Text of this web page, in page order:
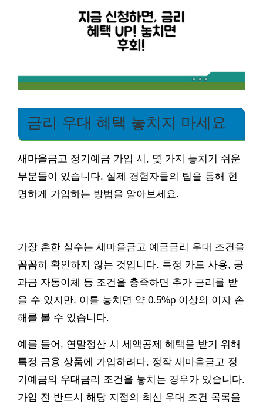
금리 우대 혜택 놓치지 마세요
새마을금고 정기예금 가입 시, 몇 가지 놓치기 쉬운
부분들이 있습니다. 실제 경험자들의 팁을 통해 현
명하게 가입하는 방법을 알아보세요.
가장 흔한 실수는 새마을금고 예금금리 우대 조건을
꼼꼼히 확인하지 않는 것입니다. 특정 카드 사용, 공
과금 자동이체 등 조건을 충족하면 추가 금리를 받
을 수 있지만, 이를 놓치면 약 0.5%p 이상의 이자 손
해를 볼 수 있습니다.
예를 들어, 연말정산 시 세액공제 혜택을 받기 위해
특정 금융 상품에 가입하려다, 정작 새마을금고 정
기예금의 우대금리 조건을 놓치는 경우가 있습니다.
가입 전 반드시 해당 지점의 최신 우대 조건 목록을